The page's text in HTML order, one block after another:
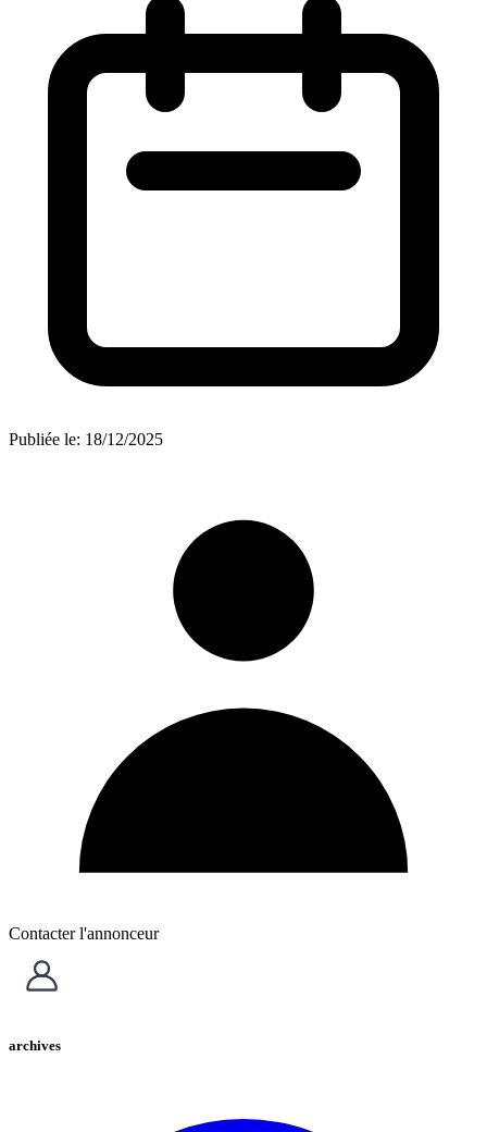
Publiée le: 18/12/2025
Contacter l'annonceur
archives